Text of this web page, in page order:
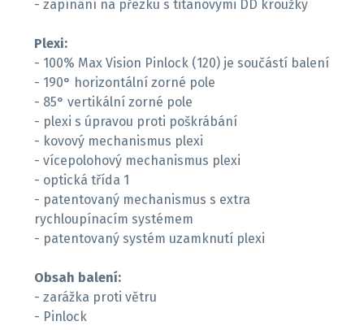
- zapínání na přezku s titanovými DD kroužky
Plexi:
- 100% Max Vision Pinlock (120) je součástí balení
- 190° horizontální zorné pole
- 85° vertikální zorné pole
- plexi s úpravou proti poškrábání
- kovový mechanismus plexi
- vícepolohový mechanismus plexi
- optická třída 1
- patentovaný mechanismus s extra
rychloupínacím systémem
- patentovaný systém uzamknutí plexi
Obsah balení:
- zarážka proti větru
- Pinlock